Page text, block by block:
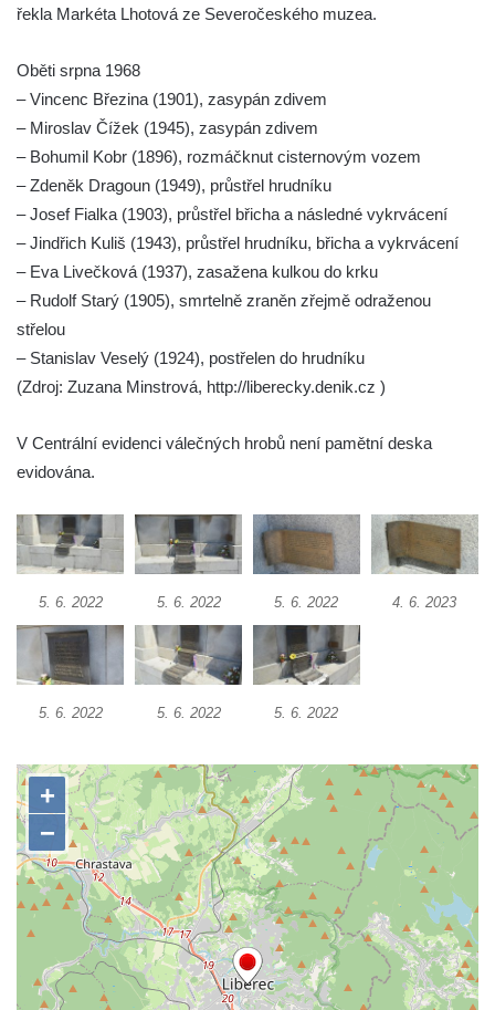
Pomník obětem 1. světové války v Lužici
Kenotaf Josefa Matese na hřbitově v Lužici
Pamětní deska Giuseppe Capella na
hřbitově v Lužici
Kenotaf Antonína Krause na hřbitově v
Lužici
Pomník vojákům Rudé armády na hřbitově
Pamětní deska pochodu smrti v Saupsdorfu
Pomník obětem 2. světové války v parku
Pomník obětem válek v Jeníkově
Pamětní deska obětem 1. světové války na
Mikulášovicích
Pomník obětem bombardování 8. 5. 1945 v
ulici U Plovárny ve Frýdlantu
Základní škole Tyršova v Rumburku
Socha Nepokořený v parku Rumburské
vzpoury v Rumburku
Pamětní deska obětem holokaustu u
židovského hřbitova v Kovanicích
Pamětní deska legionářům na Obecním
úřadě v Kovanicích
Pomník obětem 1. světové války v
řekla Markéta Lhotová ze Severočeského muzea.
Oběti srpna 1968
– Vincenc Březina (1901), zasypán zdivem
– Miroslav Čížek (1945), zasypán zdivem
– Bohumil Kobr (1896), rozmáčknut cisternovým vozem
– Zdeněk Dragoun (1949), průstřel hrudníku
– Josef Fialka (1903), průstřel břicha a následné vykrvácení
– Jindřich Kuliš (1943), průstřel hrudníku, břicha a vykrvácení
– Eva Livečková (1937), zasažena kulkou do krku
– Rudolf Starý (1905), smrtelně zraněn zřejmě odraženou
střelou
– Stanislav Veselý (1924), postřelen do hrudníku
(Zdroj: Zuzana Minstrová, http://liberecky.denik.cz )
V Centrální evidenci válečných hrobů není pamětní deska
evidována.
5. 6. 2022 5. 6. 2022 5. 6. 2022 4. 6. 2023
5. 6. 2022 5. 6. 2022 5. 6. 2022